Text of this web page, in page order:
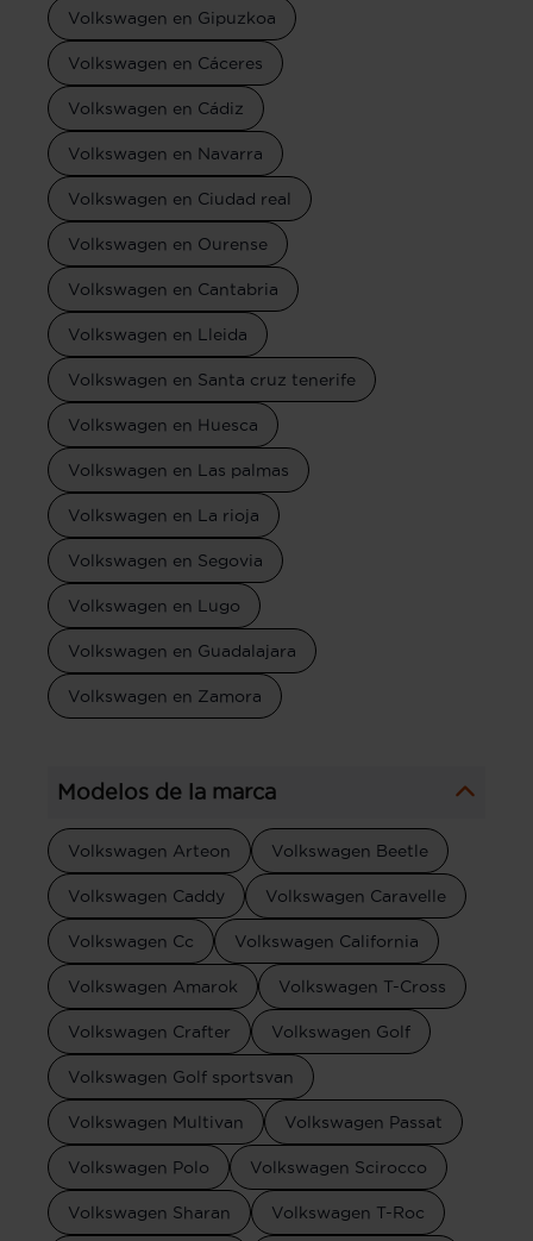
Volkswagen en Gipuzkoa
Volkswagen en Cáceres
Volkswagen en Cádiz
Volkswagen en Navarra
Volkswagen en Ciudad real
Volkswagen en Ourense
Volkswagen en Cantabria
Volkswagen en Lleida
Volkswagen en Santa cruz tenerife
Volkswagen en Huesca
Volkswagen en Las palmas
Volkswagen en La rioja
Volkswagen en Segovia
Volkswagen en Lugo
Volkswagen en Guadalajara
Volkswagen en Zamora
Modelos de la marca
Volkswagen Arteon Volkswagen Beetle
Volkswagen Caddy Volkswagen Caravelle
Volkswagen Cc Volkswagen California
Volkswagen Amarok Volkswagen T-Cross
Volkswagen Crafter Volkswagen Golf
Volkswagen Golf sportsvan
Volkswagen Multivan Volkswagen Passat
Volkswagen Polo Volkswagen Scirocco
Volkswagen Sharan Volkswagen T-Roc